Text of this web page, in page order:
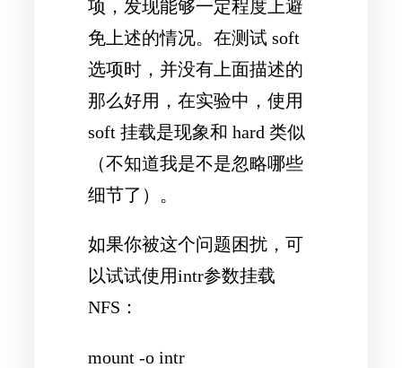
项，发现能够一定程度上避
免上述的情况。在测试 soft
选项时，并没有上面描述的
那么好用，在实验中，使用
soft 挂载是现象和 hard 类似
（不知道我是不是忽略哪些
细节了）。
如果你被这个问题困扰，可
以试试使用intr参数挂载
NFS：
mount -o intr